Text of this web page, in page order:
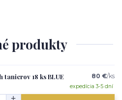
produkty
18 ks BLUE 80 €/ks
expedícia 3-5 dní